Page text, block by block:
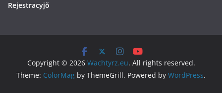
Rejestracyjŏ
Copyright © 2026 Wachtyrz.eu. All rights reserved.
Theme: ColorMag by ThemeGrill. Powered by WordPress.